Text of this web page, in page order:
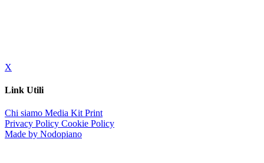
X
Link Utili
Chi siamo Media Kit Print
Privacy Policy Cookie Policy
Made by Nodopiano